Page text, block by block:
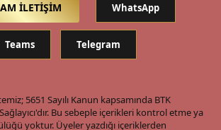
İLETİŞİM WhatsApp
Teams Telegram
5651 Sayılı Kanun kapsamında BTK
Bu sebeple içerikleri kontrol etme ya
yoktur. Üyeler yazdığı içeriklerden